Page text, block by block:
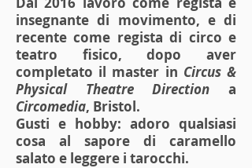
insegnante di movimento, e di
recente come regista di circo e
teatro fisico, dopo aver
completato il master in Circus &
Physical Theatre Direction a
Circomedia, Bristol.
Gusti e hobby: adoro qualsiasi
cosa al sapore di caramello
salato e leggere i tarocchi.